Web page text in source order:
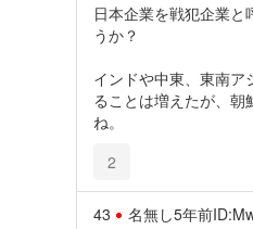
日本企業を戦犯企業
うか？
インドや中東、東南ア
ることは増えたが、
ね。
2
43 名無し5年前